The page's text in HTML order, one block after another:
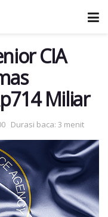
CIA
Miliar
Durasi baca: 3 menit